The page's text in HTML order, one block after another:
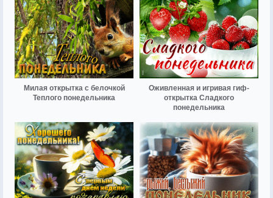
Милая открытка с белочкой
Теплого понедельника
Оживленная и игривая гиф-
открытка Сладкого
понедельника